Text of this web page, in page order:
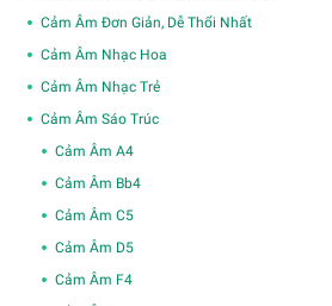
Cảm Âm Đơn Giản, Dễ Thổi Nhất
Cảm Âm Nhạc Hoa
Cảm Âm Nhạc Trẻ
Cảm Âm Sáo Trúc
Cảm Âm A4
Cảm Âm Bb4
Cảm Âm C5
Cảm Âm D5
Cảm Âm F4